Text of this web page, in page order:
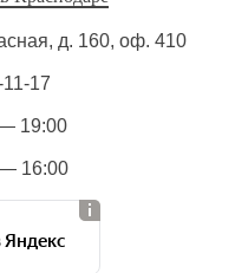
д. 160, оф. 410
17
19:00
16:00
Яндекс